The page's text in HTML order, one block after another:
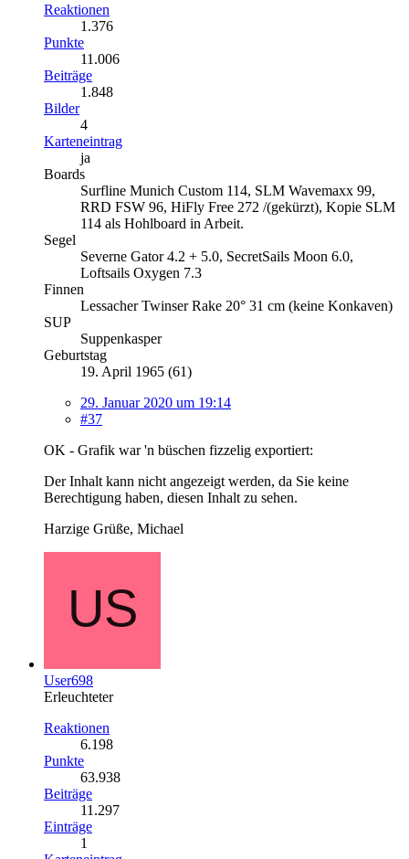
Reaktionen
1.376
Punkte
11.006
Beiträge
1.848
Bilder
4
Karteneintrag
ja
Boards
Surfline Munich Custom 114, SLM Wavemaxx 99,
RRD FSW 96, HiFly Free 272 /(gekürzt), Kopie SLM
114 als Hohlboard in Arbeit.
Segel
Severne Gator 4.2 + 5.0, SecretSails Moon 6.0,
Loftsails Oxygen 7.3
Finnen
Lessacher Twinser Rake 20° 31 cm (keine Konkaven)
SUP
Suppenkasper
Geburtstag
19. April 1965 (61)
29. Januar 2020 um 19:14
#37
OK - Grafik war 'n büschen fizzelig exportiert:
Der Inhalt kann nicht angezeigt werden, da Sie keine
Berechtigung haben, diesen Inhalt zu sehen.
Harzige Grüße, Michael
User698
Erleuchteter
Reaktionen
6.198
Punkte
63.938
Beiträge
11.297
Einträge
1